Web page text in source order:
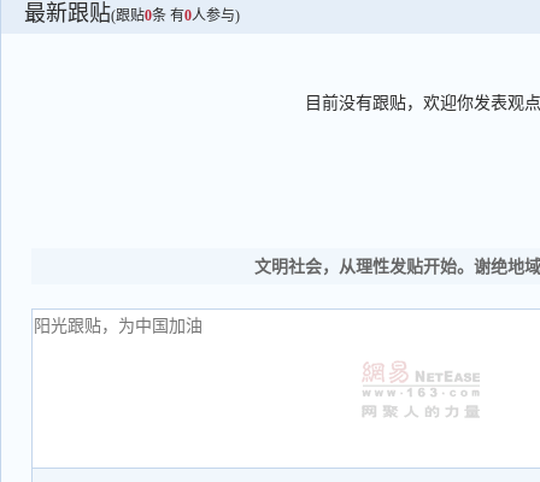
最新跟贴(跟贴0条 有0人参与)
目前没有跟贴，欢迎你发表观点
文明社会，从理性发贴开始。谢绝地